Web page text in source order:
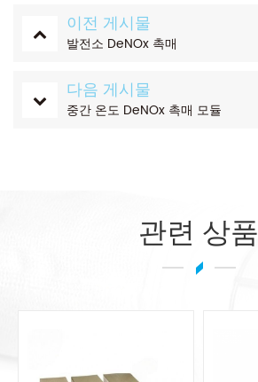
이전 게시물
발전소 DeNOx 촉매
다음 게시물
중간 온도 DeNOx 촉매 모듈
관련 상품